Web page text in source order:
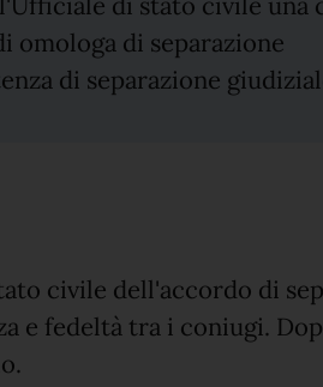
omologa di separazione
di separazione
civile dell'accordo di
e fedeltà tra i coniugi.